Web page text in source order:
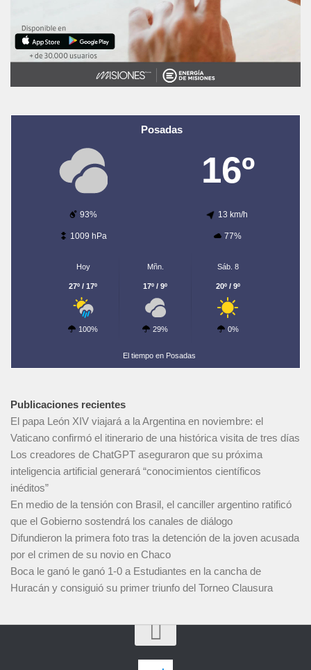
Posadas
16º
93% 13 km/h
1009 hPa 77%
Hoy
27º / 17º
100%
Mñn.
17º / 9º
29%
Sáb. 8
20º / 9º
0%
El tiempo en Posadas
Publicaciones recientes
El papa León XIV viajará a la Argentina en noviembre: el
Vaticano confirmó el itinerario de una histórica visita de tres días
Los creadores de ChatGPT aseguraron que su próxima
inteligencia artificial generará “conocimientos científicos
inéditos”
En medio de la tensión con Brasil, el canciller argentino ratificó
que el Gobierno sostendrá los canales de diálogo
Difundieron la primera foto tras la detención de la joven acusada
por el crimen de su novio en Chaco
Boca le ganó le ganó 1-0 a Estudiantes en la cancha de
Huracán y consiguió su primer triunfo del Torneo Clausura